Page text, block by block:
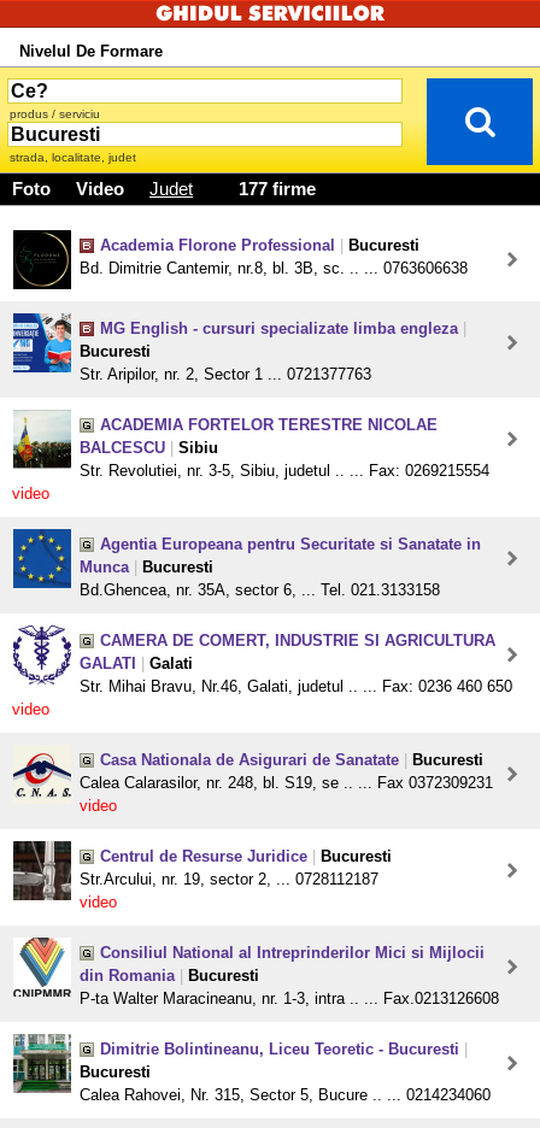
Nivelul De Formare
produs / serviciu
strada, localitate, judet
Foto Video Judet 177 firme
Academia Florone Professional
Bucuresti
Bd. Dimitrie Cantemir, nr.8, bl. 3B, sc. .. ... 0763606638
MG English - cursuri specializate limba engleza
Bucuresti
Str. Aripilor, nr. 2, Sector 1 ... 0721377763
ACADEMIA FORTELOR TERESTRE NICOLAE
BALCESCU
Sibiu
Str. Revolutiei, nr. 3-5, Sibiu, judetul .. ... Fax: 0269215554
video
Agentia Europeana pentru Securitate si Sanatate in
Munca
Bucuresti
Bd.Ghencea, nr. 35A, sector 6, ... Tel. 021.3133158
CAMERA DE COMERT, INDUSTRIE SI AGRICULTURA
GALATI
Galati
Str. Mihai Bravu, Nr.46, Galati, judetul .. ... Fax: 0236 460 650
video
Casa Nationala de Asigurari de Sanatate
Bucuresti
Calea Calarasilor, nr. 248, bl. S19, se .. ... Fax 0372309231
video
Centrul de Resurse Juridice
Bucuresti
Str.Arcului, nr. 19, sector 2, ... 0728112187
video
Consiliul National al Intreprinderilor Mici si Mijlocii
din Romania
Bucuresti
P-ta Walter Maracineanu, nr. 1-3, intra .. ... Fax.0213126608
Dimitrie Bolintineanu, Liceu Teoretic - Bucuresti
Bucuresti
Calea Rahovei, Nr. 315, Sector 5, Bucure .. ... 0214234060